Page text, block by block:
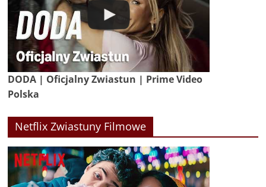
DODA | Oficjalny Zwiastun | Prime Video
Polska
Netflix Zwiastuny Filmowe